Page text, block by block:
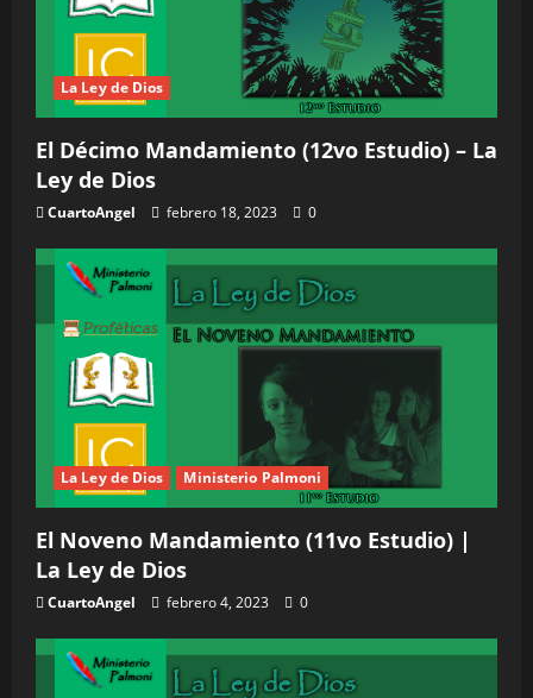
La Ley de Dios
El Décimo Mandamiento (12vo Estudio) – La
Ley de Dios
CuartoAngel febrero 18, 2023 0
La Ley de Dios Ministerio Palmoni
El Noveno Mandamiento (11vo Estudio) |
La Ley de Dios
CuartoAngel febrero 4, 2023 0